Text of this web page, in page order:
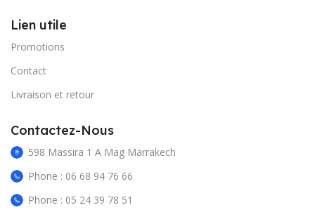
Lien utile
Promotions
Contact
Livraison et retour
Contactez-Nous
598 Massira 1 A Mag Marrakech
Phone : 06 68 94 76 66
Phone : 05 24 39 78 51